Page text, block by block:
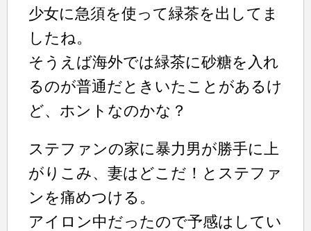
少女に急須を使って緑茶を出してま
したね。
そうえば海外では緑茶に砂糖を入れ
るのが普通だときいたことがあるけ
ど、ホントなのかな？
ステファンの家に暴力男が勝手に上
がりこみ、妻はどこだ！とステファ
ンを痛めつける。
アイロン中だったので予感はしてい